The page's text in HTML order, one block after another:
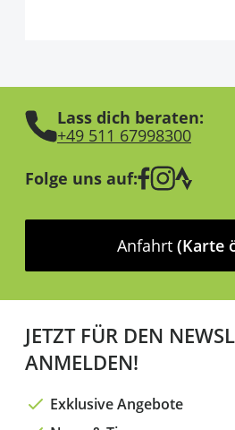
Lass dich beraten:
+49 511 67998300
Folge uns auf:
Anfahrt (Karte
JETZT FÜR DEN
ANMELDEN!
Exklusive Angebote